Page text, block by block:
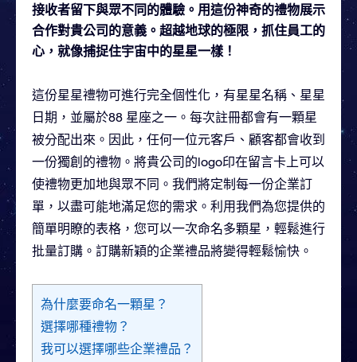
接收者留下與眾不同的體驗。用這份神奇的禮物展示
合作對貴公司的意義。超越地球的極限，抓住員工的
心，就像捕捉住宇宙中的星星一樣！
這份星星禮物可進行完全個性化，有星星名稱、星星
日期，並屬於88 星座之一。每次註冊都會有一顆星
被分配出來。因此，任何一位元客戶、顧客都會收到
一份獨創的禮物。將貴公司的logo印在留言卡上可以
使禮物更加地與眾不同。我們將定制每一份企業訂
單，以盡可能地滿足您的需求。利用我們為您提供的
簡單明瞭的表格，您可以一次命名多顆星，輕鬆進行
批量訂購。訂購新穎的企業禮品將變得輕鬆愉快。
為什麼要命名一顆星？
選擇哪種禮物？
我可以選擇哪些企業禮品？